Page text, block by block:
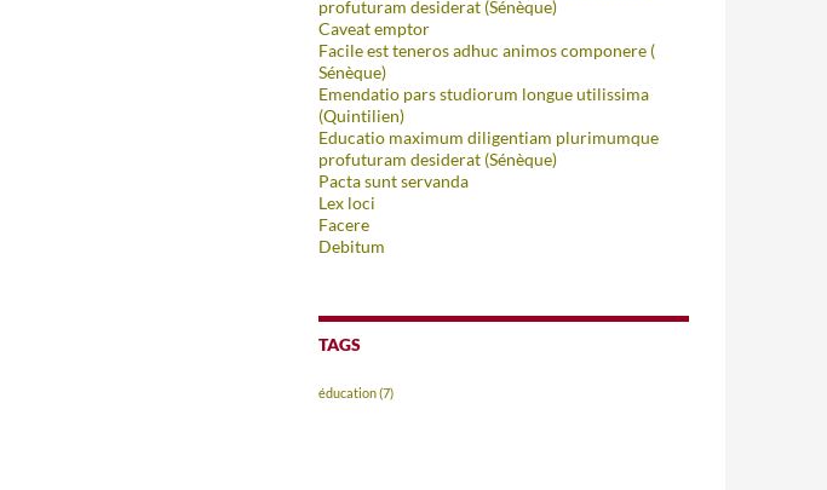
profuturam desiderat (Sénèque)
Caveat emptor
Facile est teneros adhuc animos componere (
Sénèque)
Emendatio pars studiorum longue utilissima
(Quintilien)
Educatio maximum diligentiam plurimumque
profuturam desiderat (Sénèque)
Pacta sunt servanda
Lex loci
Facere
Debitum
TAGS
éducation(7)